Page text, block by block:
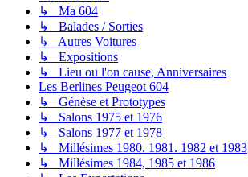
↳ Ma 604
↳ Balades / Sorties
↳ Autres Voitures
↳ Expositions
↳ Lieu ou l'on cause, Anniversaires
Les Berlines Peugeot 604
↳ Génèse et Prototypes
↳ Salons 1975 et 1976
↳ Salons 1977 et 1978
↳ Millésimes 1980. 1981. 1982 et 1983
↳ Millésimes 1984, 1985 et 1986